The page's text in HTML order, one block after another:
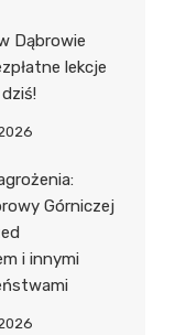
Dąbrowie
lekcje
Górniczej
i innymi